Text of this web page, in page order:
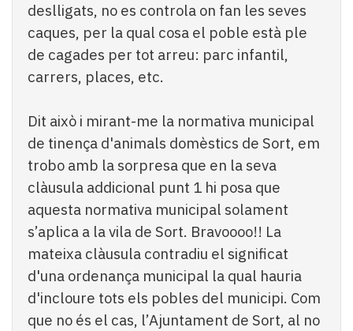
deslligats, no es controla on fan les seves
caques, per la qual cosa el poble està ple
de cagades per tot arreu: parc infantil,
carrers, places, etc.
Dit això i mirant-me la normativa municipal
de tinença d'animals domèstics de Sort, em
trobo amb la sorpresa que en la seva
clàusula addicional punt 1 hi posa que
aquesta normativa municipal solament
s’aplica a la vila de Sort. Bravoooo!! La
mateixa clàusula contradiu el significat
d'una ordenança municipal la qual hauria
d'incloure tots els pobles del municipi. Com
que no és el cas, l’Ajuntament de Sort, al no